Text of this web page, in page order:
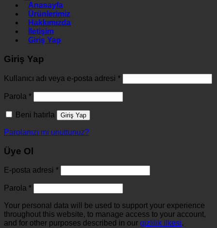
Anasayfa
Ürünlerimiz
Hakkımızda
İletişim
Giriş Yap
Giriş Yap
Kullanıcı adı veya e-posta adresi *
Parola *
Beni hatırla Giriş Yap
Parolanızı mı unuttunuz?
Üye Ol
E-posta adresi *
Parola *
Your personal data will be used to support your experience
throughout this website, to manage access to your account,
and for other purposes described in our gizlilik ilkesi.